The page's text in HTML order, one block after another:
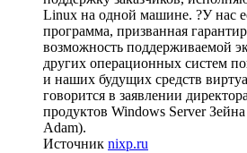
Linux на одной машине. ?У нас
программа, призванная
возможность поддерживаемой
других операционных систем
и наших будущих средств
говорится в заявлении
продуктов Windows Server
Adam).
Источник nixp.ru